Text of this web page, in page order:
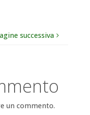
successiva
un commento.